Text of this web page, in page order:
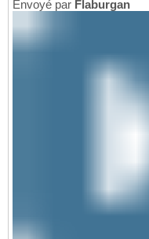
Envoyé par Flaburgan